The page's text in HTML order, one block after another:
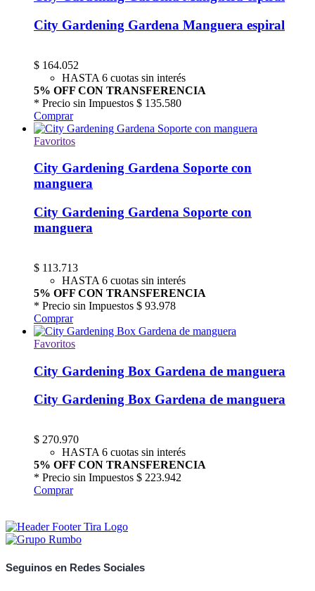
City Gardening Gardena Manguera espiral
$ 164.052
HASTA 6 cuotas sin interés
5% OFF CON TRANSFERENCIA
* Precio sin Impuestos $ 135.580
Comprar
Favoritos
City Gardening Gardena Soporte con
manguera
City Gardening Gardena Soporte con
manguera
$ 113.713
HASTA 6 cuotas sin interés
5% OFF CON TRANSFERENCIA
* Precio sin Impuestos $ 93.978
Comprar
Favoritos
City Gardening Box Gardena de manguera
City Gardening Box Gardena de manguera
$ 270.970
HASTA 6 cuotas sin interés
5% OFF CON TRANSFERENCIA
* Precio sin Impuestos $ 223.942
Comprar
Seguinos en Redes Sociales